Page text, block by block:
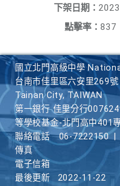
下架日期：
點擊率： 837
國立北門高級中學
台南市佳里區六安里269
Tainan City, TAIWAN
第一銀行 佳里分行
等學校基金-北門高中401
聯絡電話
06-7222150
傳真
電子信箱
最後更新
2022-11-22